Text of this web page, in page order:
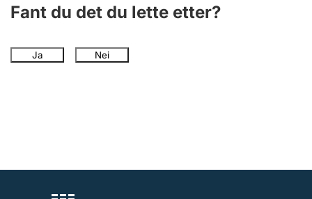
Fant du det du lette etter?
Ja Nei